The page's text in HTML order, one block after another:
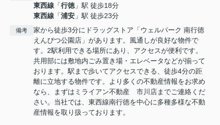
東西線 「行徳」駅 徒歩18分
東西線 「浦安 」駅 徒歩23分
備考
家から徒歩3分にドラッグストア「ウェルパーク 南行徳
えんぴつ公園店」があります。風通しが良好な物件で
す。2駅利用できる場所にあり、アクセスが便利です。
共用部には敷地内ごみ置き場・エレベータなどが揃って
おります。駅まで歩いてアクセスできる、徒歩4分の距
離に立地する物件です。より多くの不動産情報をお求め
なら、まずはミライアン不動産 市川店までご連絡くだ
さい。当社では、東西線南行徳を中心に多種多様な不動
産情報を取り扱っております。